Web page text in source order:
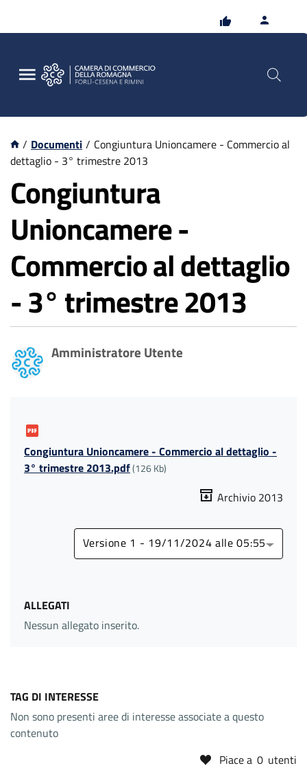
/ Documenti / Congiuntura Unioncamere - Commercio al
dettaglio - 3° trimestre 2013
Congiuntura
Unioncamere -
Commercio al dettaglio
- 3° trimestre 2013
Amministratore Utente
Congiuntura Unioncamere - Commercio al dettaglio -
3° trimestre 2013.pdf(126 Kb)
Archivio 2013
Versione 1 - 19/11/2024 alle 05:55
ALLEGATI
Nessun allegato inserito.
TAG DI INTERESSE
Non sono presenti aree di interesse associate a questo
contenuto
Piace a 0 utenti